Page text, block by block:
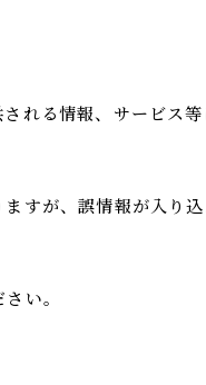
れる情報、サービス
すが、誤情報が入り
い。